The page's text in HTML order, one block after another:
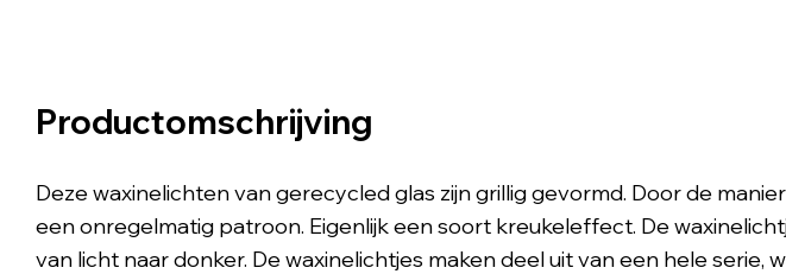
Productomschrijving
Deze waxinelichten van gerecycled glas zijn grillig gevormd. Door de
een onregelmatig patroon. Eigenlijk een soort kreukeleffect. De
van licht naar donker. De waxinelichtjes maken deel uit van een hele serie,